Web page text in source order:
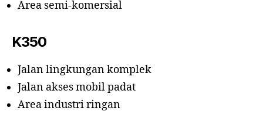
Area semi-komersial
K350
Jalan lingkungan komplek
Jalan akses mobil padat
Area industri ringan